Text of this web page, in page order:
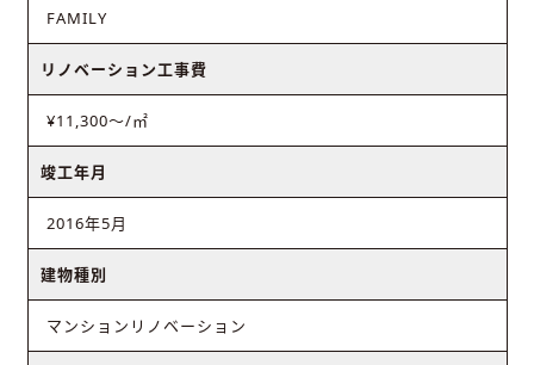
FAMILY
リノベーション工事費
¥11,300〜/㎡
竣工年月
2016年5月
建物種別
マンションリノベーション